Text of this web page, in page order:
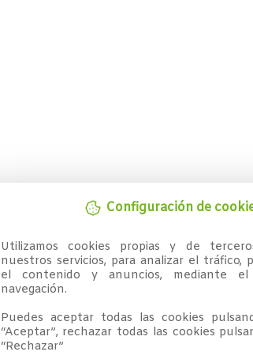
Configuración de
Utilizamos cookies propias y de
nuestros servicios, para analizar el tráfico,
el contenido y anuncios, mediante
navegación.
Puedes aceptar todas las cookies
“Aceptar”, rechazar todas las cookies
“Rechazar”